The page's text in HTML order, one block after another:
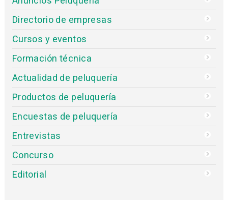
Directorio de empresas
Cursos y eventos
Formación técnica
Actualidad de peluquería
Productos de peluquería
Encuestas de peluquería
Entrevistas
Concurso
Editorial